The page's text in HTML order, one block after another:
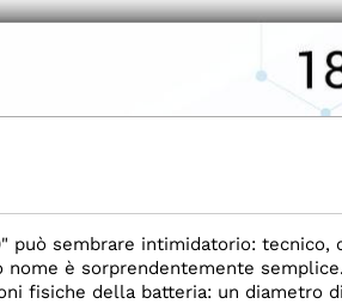
può sembrare intimidatorio: tecnico,
è sorprendentemente
fisiche della batteria: un diametro